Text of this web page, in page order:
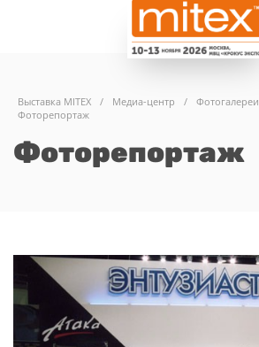
Выставка MITEX / Медиа-центр / Фотогалереи
Фоторепортаж
Фоторепортаж